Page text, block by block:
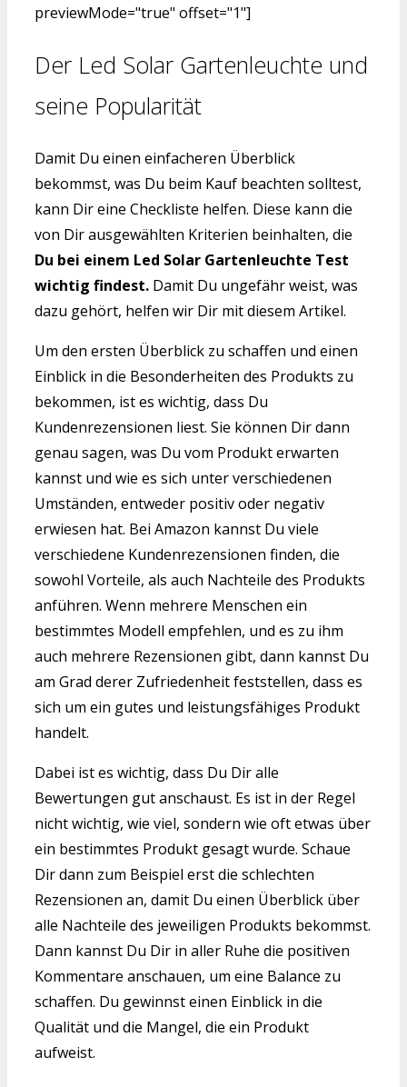
previewMode="true" offset="1"]
Der Led Solar Gartenleuchte und
seine Popularität
Damit Du einen einfacheren Überblick
bekommst, was Du beim Kauf beachten solltest,
kann Dir eine Checkliste helfen. Diese kann die
von Dir ausgewählten Kriterien beinhalten, die
Du bei einem Led Solar Gartenleuchte Test
wichtig findest. Damit Du ungefähr weist, was
dazu gehört, helfen wir Dir mit diesem Artikel.
Um den ersten Überblick zu schaffen und einen
Einblick in die Besonderheiten des Produkts zu
bekommen, ist es wichtig, dass Du
Kundenrezensionen liest. Sie können Dir dann
genau sagen, was Du vom Produkt erwarten
kannst und wie es sich unter verschiedenen
Umständen, entweder positiv oder negativ
erwiesen hat. Bei Amazon kannst Du viele
verschiedene Kundenrezensionen finden, die
sowohl Vorteile, als auch Nachteile des Produkts
anführen. Wenn mehrere Menschen ein
bestimmtes Modell empfehlen, und es zu ihm
auch mehrere Rezensionen gibt, dann kannst Du
am Grad derer Zufriedenheit feststellen, dass es
sich um ein gutes und leistungsfähiges Produkt
handelt.
Dabei ist es wichtig, dass Du Dir alle
Bewertungen gut anschaust. Es ist in der Regel
nicht wichtig, wie viel, sondern wie oft etwas über
ein bestimmtes Produkt gesagt wurde. Schaue
Dir dann zum Beispiel erst die schlechten
Rezensionen an, damit Du einen Überblick über
alle Nachteile des jeweiligen Produkts bekommst.
Dann kannst Du Dir in aller Ruhe die positiven
Kommentare anschauen, um eine Balance zu
schaffen. Du gewinnst einen Einblick in die
Qualität und die Mangel, die ein Produkt
aufweist.